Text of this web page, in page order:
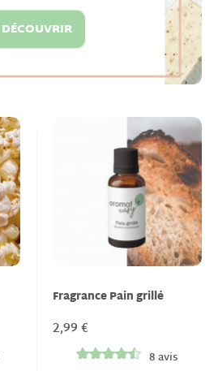
DÉCOUVRIR
Fragrance Pain grillé
2,99 €
8 avis